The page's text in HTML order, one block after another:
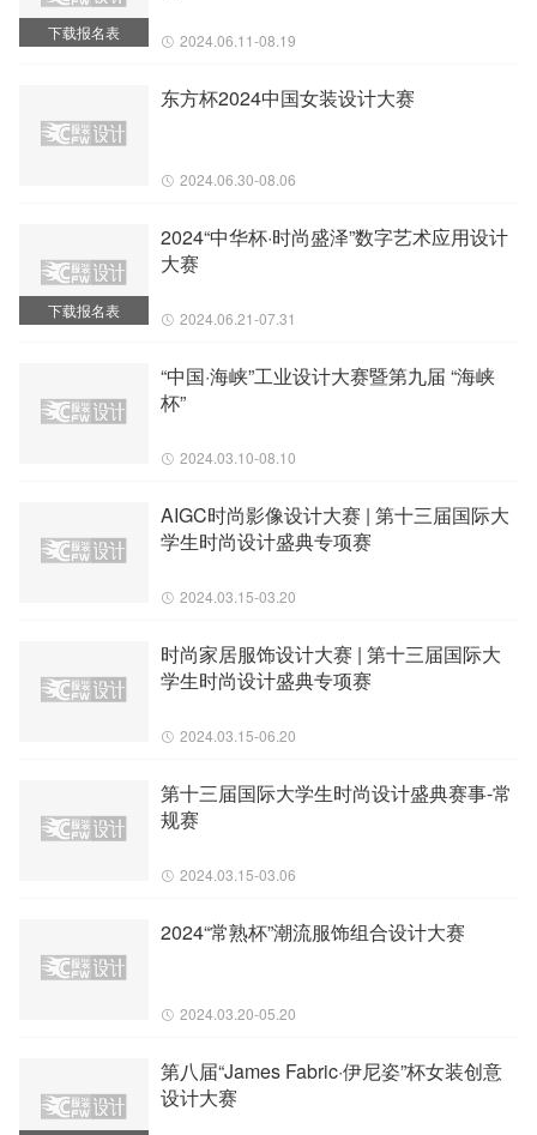
下载报名表 2024.06.11-08.19
东方杯2024中国女装设计大赛
2024.06.30-08.06
下载报名表
2024“中华杯·时尚盛泽”数字艺术应用设计
大赛
2024.06.21-07.31
“中国·海峡”工业设计大赛暨第九届 “海峡
杯”
2024.03.10-08.10
AIGC时尚影像设计大赛 | 第十三届国际大
学生时尚设计盛典专项赛
2024.03.15-03.20
时尚家居服饰设计大赛 | 第十三届国际大
学生时尚设计盛典专项赛
2024.03.15-06.20
第十三届国际大学生时尚设计盛典赛事-常
规赛
2024.03.15-03.06
2024“常熟杯”潮流服饰组合设计大赛
2024.03.20-05.20
第八届“James Fabric·伊尼姿”杯女装创意
设计大赛